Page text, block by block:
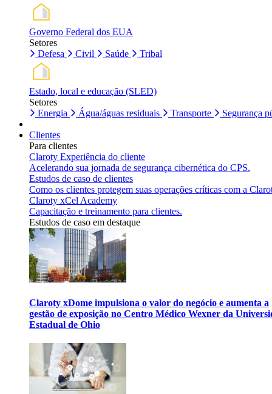
Governo Federal dos EUA
Setores
Defesa
Civil Saúde Tribal
Estado, local e educação (SLED)
Setores
Energia
Água/águas residuais Transporte Segurança
Clientes
Para clientes
Claroty Experiência do cliente
Acelerando sua jornada de segurança cibernética do CPS.
Estudos de caso de clientes
Como os clientes protegem suas operações críticas com a
Claroty xCel Academy
Capacitação e treinamento para clientes.
Estudos de caso em destaque
Claroty xDome impulsiona o valor do negócio e aumenta a
gestão de exposição no Centro Médico Wexner da
Estadual de Ohio